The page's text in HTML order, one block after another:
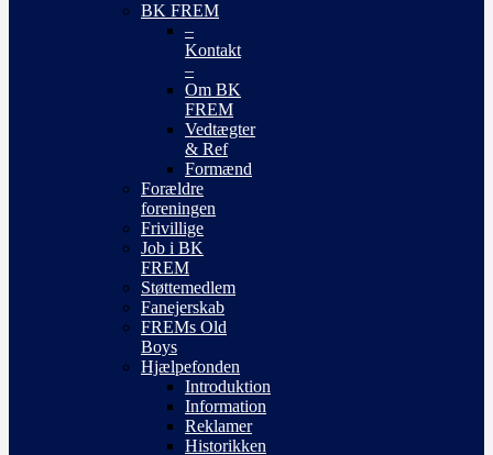
BK FREM
–
Kontakt
–
Om BK
FREM
Vedtægter
& Ref
Formænd
Forældre
foreningen
Frivillige
Job i BK
FREM
Støttemedlem
Fanejerskab
FREMs Old
Boys
Hjælpefonden
Introduktion
Information
Reklamer
Historikken